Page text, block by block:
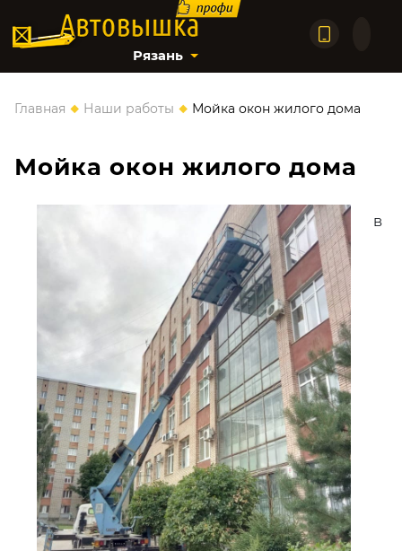
Рязань
Главная ◆ Наши работы ◆ Мойка окон жилого дома
Мойка окон жилого дома
В